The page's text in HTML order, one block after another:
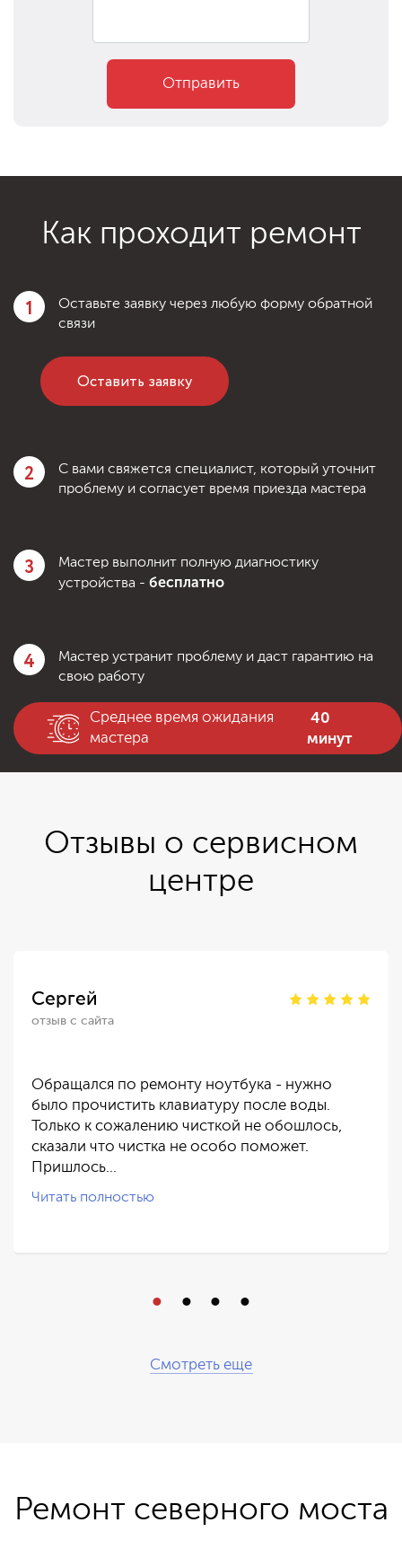
Отправить
Как проходит ремонт
1
Оставьте заявку через любую форму обратной
связи
Оставить заявку
2
С вами свяжется специалист, который уточнит
проблему и согласует время приезда мастера
3
Мастер выполнит полную диагностику
устройства - бесплатно
4
Мастер устранит проблему и даст гарантию на
свою работу
Среднее время ожидания
мастера
40
минут
Отзывы о сервисном
центре
Сергей
отзыв с сайта
Обращался по ремонту ноутбука - нужно
было прочистить клавиатуру после воды.
Только к сожалению чисткой не обошлось,
сказали что чистка не особо поможет.
Пришлось…
Читать полностью
Смотреть еще
Ремонт северного моста